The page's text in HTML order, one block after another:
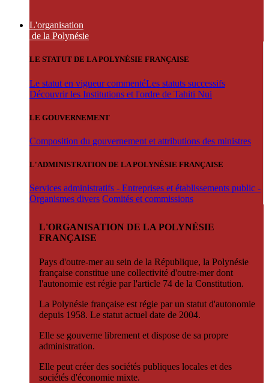
L'organisation
de la Polynésie
LE STATUT DE LA POLYNÉSIE FRANÇAISE
Le statut en vigueur commentéLes statuts successifs
Découvrir les Institutions et l'ordre de Tahiti Nui
LE GOUVERNEMENT
Composition du gouvernement et attributions des ministres
L'ADMINISTRATION DE LA POLYNÉSIE FRANÇAISE
Services administratifs - Entreprises et établissements public -
Organismes divers Comités et commissions
L'ORGANISATION DE LA POLYNÉSIE
FRANÇAISE
Pays d'outre-mer au sein de la République, la Polynésie
française constitue une collectivité d'outre-mer dont
l'autonomie est régie par l'article 74 de la Constitution.
La Polynésie française est régie par un statut d'autonomie
depuis 1958. Le statut actuel date de 2004.
Elle se gouverne librement et dispose de sa propre
administration.
Elle peut créer des sociétés publiques locales et des
sociétés d'économie mixte.